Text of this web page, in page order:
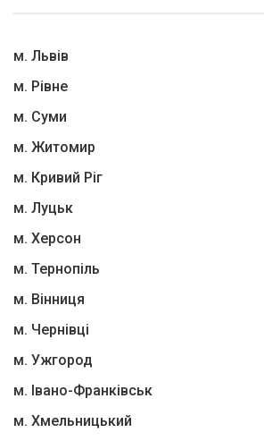
м. Львів
м. Рівне
м. Суми
м. Житомир
м. Кривий Ріг
м. Луцьк
м. Херсон
м. Тернопіль
м. Вінниця
м. Чернівці
м. Ужгород
м. Івано-Франківськ
м. Хмельницький